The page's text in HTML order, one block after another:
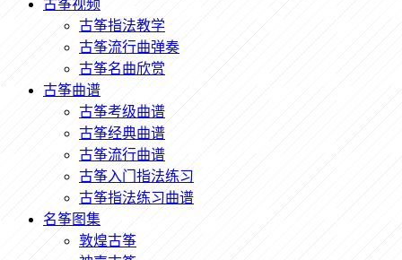
古筝视频
古筝指法教学
古筝流行曲弹奏
古筝名曲欣赏
古筝曲谱
古筝考级曲谱
古筝经典曲谱
古筝流行曲谱
古筝入门指法练习
古筝指法练习曲谱
名筝图集
敦煌古筝